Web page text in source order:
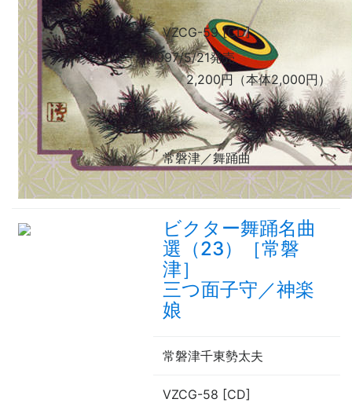
VZCG-59 [CD]
1997/5/21発売
2,200円（本体2,000円）
常磐津／舞踊曲
ビクター舞踊名曲
選（23）［常磐
津］
三つ面子守／神楽
娘
常磐津千東勢太夫
VZCG-58 [CD]